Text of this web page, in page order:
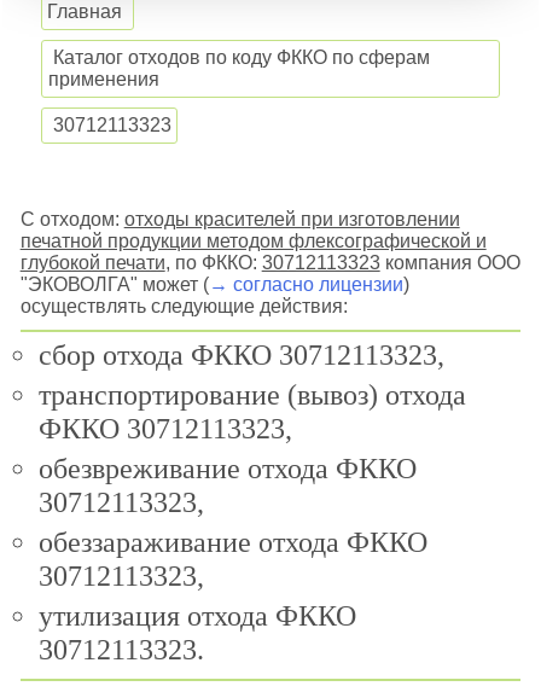
Главная
Каталог отходов по коду ФККО по сферам
применения
30712113323
С отходом: отходы красителей при изготовлении
печатной продукции методом флексографической и
глубокой печати, по ФККО: 30712113323компания ООО
"ЭКОВОЛГА" может (→ согласно лицензии)
осуществлять следующие действия:
сбор отхода ФККО 30712113323,
транспортирование (вывоз) отхода
ФККО 30712113323,
обезвреживание отхода ФККО
30712113323,
обеззараживание отхода ФККО
30712113323,
утилизация отхода ФККО
30712113323.